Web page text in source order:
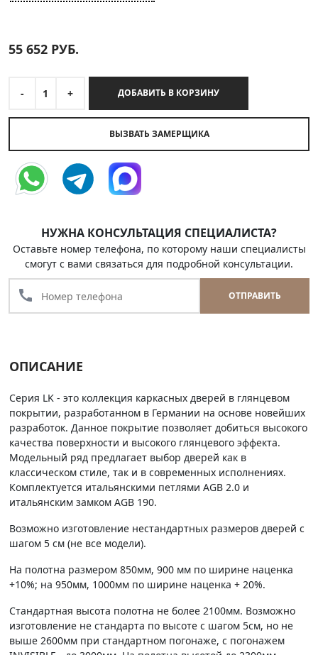
55 652 РУБ.
- 1 + ДОБАВИТЬ В КОРЗИНУ
ВЫЗВАТЬ ЗАМЕРЩИКА
НУЖНА КОНСУЛЬТАЦИЯ СПЕЦИАЛИСТА?
Оставьте номер телефона, по которому наши специалисты
смогут с вами связаться для подробной консультации.
call ОТПРАВИТЬ
ОПИСАНИЕ
Серия LK - это коллекция каркасных дверей в глянцевом
покрытии, разработанном в Германии на основе новейших
разработок. Данное покрытие позволяет добиться высокого
качества поверхности и высокого глянцевого эффекта.
Модельный ряд предлагает выбор дверей как в
классическом стиле, так и в современных исполнениях.
Комплектуется итальянскими петлями AGB 2.0 и
итальянским замком AGB 190.
Возможно изготовление нестандартных размеров дверей с
шагом 5 см (не все модели).
На полотна размером 850мм, 900 мм по ширине наценка
+10%; на 950мм, 1000мм по ширине наценка + 20%.
Стандартная высота полотна не более 2100мм. Возможно
изготовление не стандарта по высоте с шагом 5см, но не
выше 2600мм при стандартном погонаже, с погонажем